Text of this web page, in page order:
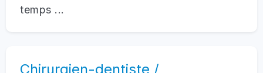
temps ...
Chirurgien-dentiste /